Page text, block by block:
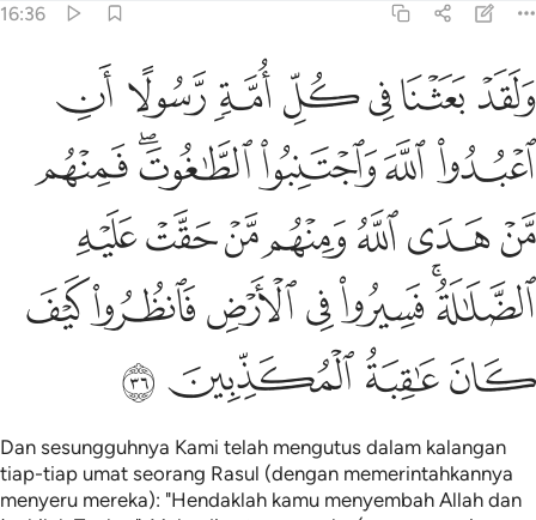
16:36
ولقد بعثنا في كل امة رسولا ان اعبدوا الله واجتنبوا الطاغوت
وَلَقَدْ بَعَثْنَا فِى كُلِّ أُمَّةٍۢ رَّسُولًا أَنِ ٱعْبُدُوا۟ ٱللَّهَ
ﱤﱥﱦﱧﱨﱩ ﱪ
ﱫﱬﱭﱮﱯﱰ
ﱱﱲﱳﱴﱵﱶﱷ
ﱸﱹﱺﱻﱼﱽ ﱾ
ﱿﲀﲁﲂ
Dan sesungguhnya Kami telah mengutus dalam kalangan
tiap-tiap umat seorang Rasul (dengan memerintahkannya
menyeru mereka): "Hendaklah kamu menyembah Allah dan